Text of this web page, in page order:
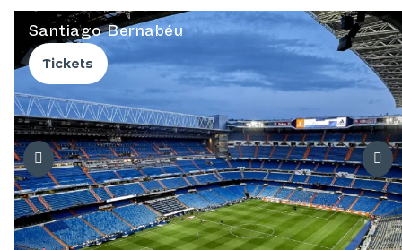
Santiago Bernabéu
Tickets